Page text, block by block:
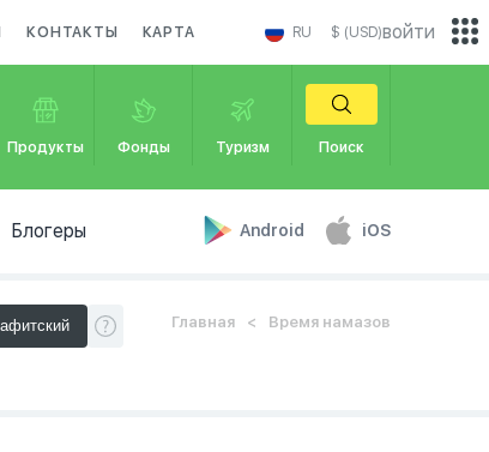
КОНТАКТЫ КАРТА RU $ (USD)
Продукты Фонды Туризм Поиск
Блогеры Android iOS
войти
Главная Время намазов